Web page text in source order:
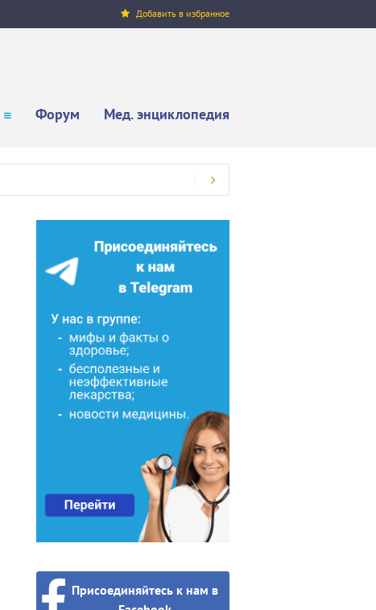
Добавить в избранное
Форум Мед. энциклопедия
Присоединяйтесь к нам в